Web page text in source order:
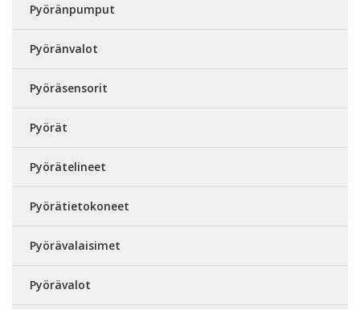
Pyöränpumput
Pyöränvalot
Pyöräsensorit
Pyörät
Pyörätelineet
Pyörätietokoneet
Pyörävalaisimet
Pyörävalot